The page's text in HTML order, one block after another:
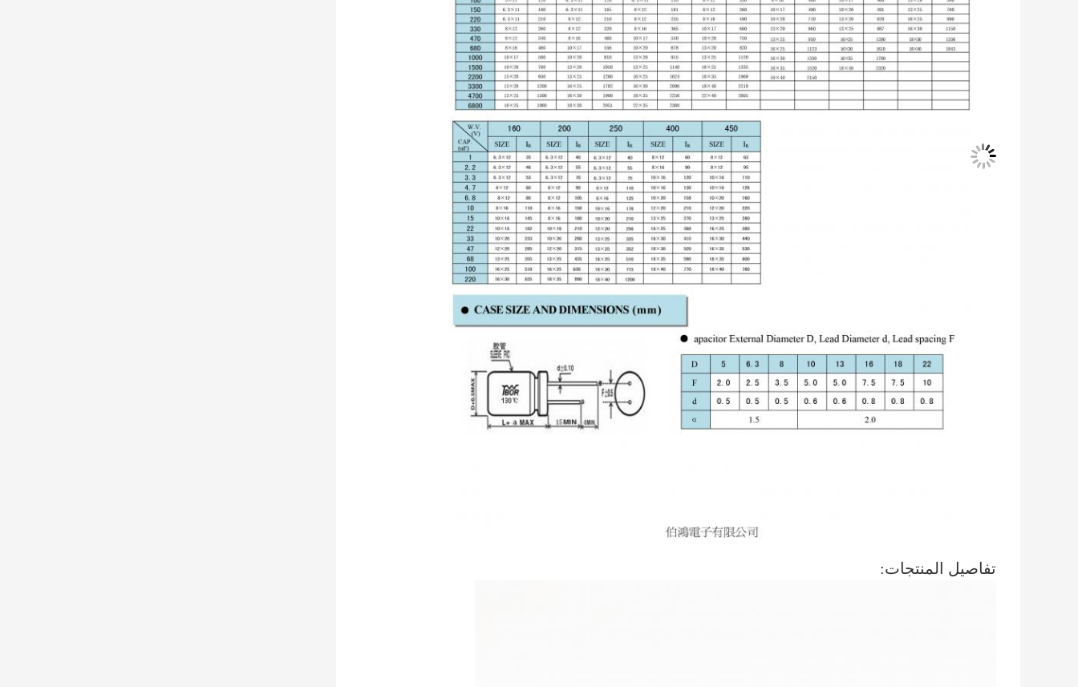
تفاصيل المنتجات: